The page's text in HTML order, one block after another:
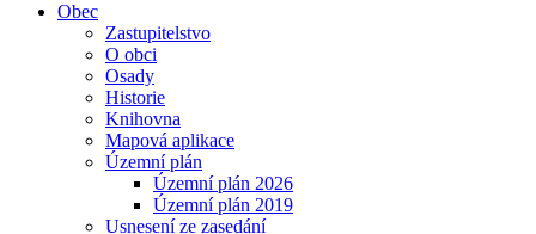
Obec
Zastupitelstvo
O obci
Osady
Historie
Knihovna
Mapová aplikace
Územní plán
Územní plán 2026
Územní plán 2019
Usnesení ze zasedání